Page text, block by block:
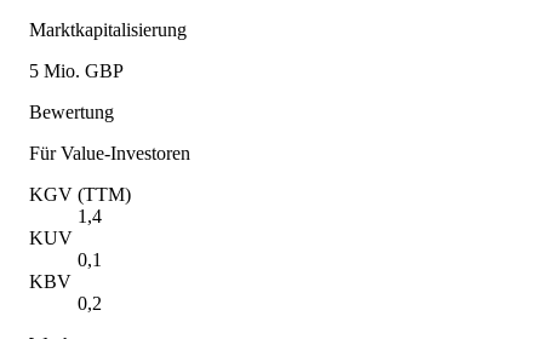
Marktkapitalisierung
5 Mio. GBP
Bewertung
Für Value-Investoren
KGV (TTM)
1,4
KUV
0,1
KBV
0,2